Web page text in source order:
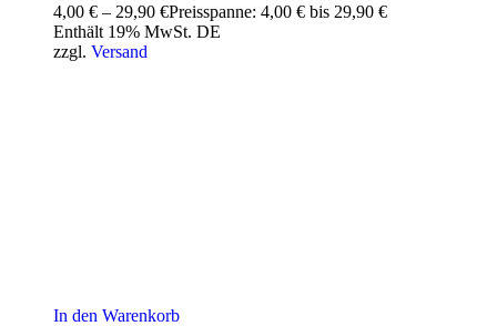
4,00 € – 29,90 €Preisspanne: 4,00 € bis 29,90 €
Enthält 19% MwSt. DE
zzgl. Versand
In den Warenkorb